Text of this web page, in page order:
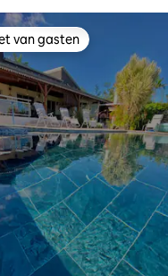
van 4,97 uit 5, 35
van gasten
van gasten